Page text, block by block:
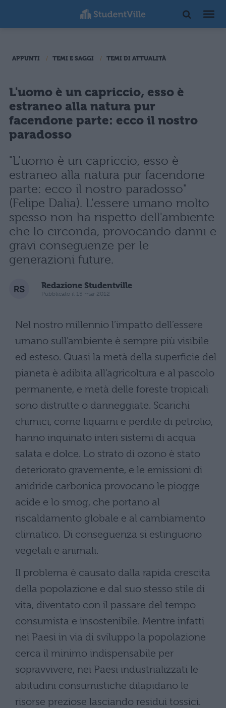
APPUNTI TEMI E SAGGI TEMI DI ATTUALITÀ
L'uomo è un capriccio, esso è
estraneo alla natura pur
facendone parte: ecco il nostro
paradosso
"L'uomo è un capriccio, esso è
estraneo alla natura pur facendone
parte: ecco il nostro paradosso"
(Felipe Dalia). L'essere umano molto
spesso non ha rispetto dell'ambiente
che lo circonda, provocando danni e
gravi conseguenze per le
generazioni future.
Redazione Studentville
Pubblicato il 15 mar 2012
Nel nostro millennio l’impatto dell’essere
umano sull’ambiente è sempre più visibile
ed esteso. Quasi la metà della superficie del
pianeta è adibita all’agricoltura e al pascolo
permanente, e metà delle foreste tropicali
sono distrutte o danneggiate. Scarichi
chimici, come liquami e perdite di petrolio,
hanno inquinato interi sistemi di acqua
salata e dolce. Lo strato di ozono è stato
deteriorato gravemente, e le emissioni di
anidride carbonica provocano le piogge
acide e lo smog, che portano al
riscaldamento globale e al cambiamento
climatico. Di conseguenza si estinguono
vegetali e animali.
Il problema è causato dalla rapida crescita
della popolazione e dal suo stesso stile di
vita, diventato con il passare del tempo
consumista e insostenibile. Mentre infatti
nei Paesi in via di sviluppo la popolazione
cerca il minimo indispensabile per
sopravvivere, nei Paesi industrializzati le
abitudini consumistiche dilapidano le
risorse preziose lasciando residui tossici.